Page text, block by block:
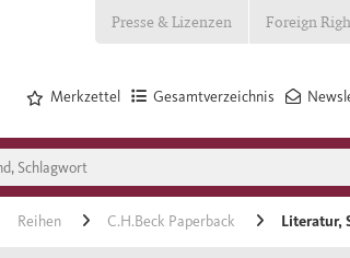
Presse & Lizenzen Foreign
Gesamtverzeichnis
Merkzettel
Reihen C.H.Beck Paperback Literatur,